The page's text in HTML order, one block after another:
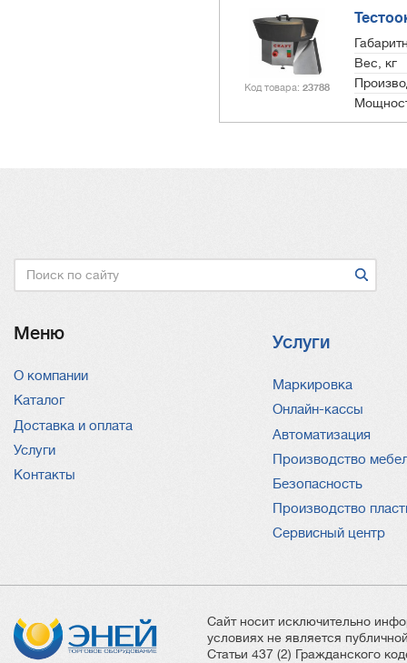
Код товара 23788
Вес, кг
Поиск
Меню
О компании
Каталог
Доставка и оплата
Услуги
Контакты
Услуги
Услуги
Маркировка
Онлайн-кассы
Автоматизация
Производство
Безопасность
Производство
Сервисный центр
Сайт носит исключительно
условиях не является
Статьи 437 (2) Гражданского